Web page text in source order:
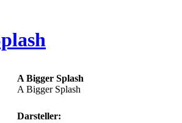
A Bigger Splash
A Bigger Splash
Darsteller: